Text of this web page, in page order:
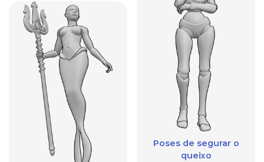
Poses de segurar o
queixo